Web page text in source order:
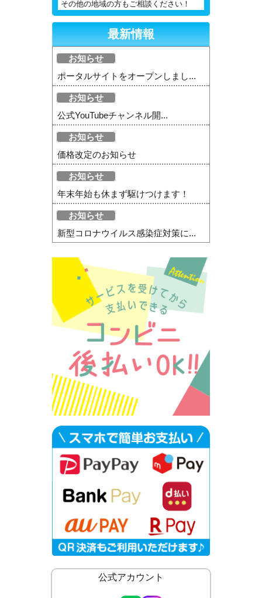
その他の地域の方もご相談ください！
最新情報
お知らせ
ポータルサイトをオープンしまし...
お知らせ
公式YouTubeチャンネル開...
お知らせ
価格改定のお知らせ
お知らせ
年末年始も休まず駆けつけます！
お知らせ
新型コロナウイルス感染症対策に...
公式アカウント